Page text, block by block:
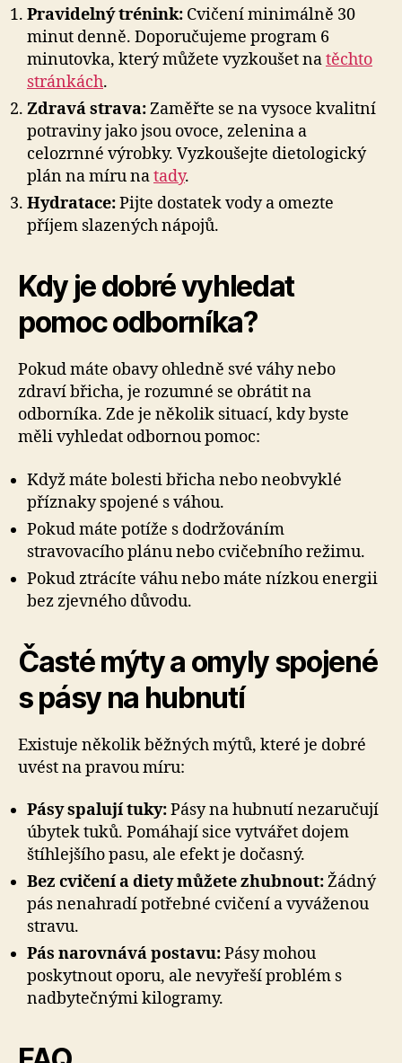
Pravidelný trénink: Cvičení minimálně 30
minut denně. Doporučujeme program 6
minutovka, který můžete vyzkoušet natěchto
stránkách.
Zdravá strava:Zaměřte se na vysoce kvalitní
potraviny jako jsou ovoce, zelenina a
celozrnné výrobky. Vyzkoušejte dietologický
plán na míru natady.
Hydratace:Pijte dostatek vody a omezte
příjem slazených nápojů.
Kdy je dobré vyhledat
pomoc odborníka?
Pokud máte obavy ohledně své váhy nebo
zdraví břicha, je rozumné se obrátit na
odborníka. Zde je několik situací, kdy byste
měli vyhledat odbornou pomoc:
Když máte bolesti břicha nebo neobvyklé
příznaky spojené s váhou.
Pokud máte potíže s dodržováním
stravovacího plánu nebo cvičebního režimu.
Pokud ztrácíte váhu nebo máte nízkou energii
bez zjevného důvodu.
Časté mýty a omyly spojené
s pásy na hubnutí
Existuje několik běžných mýtů, které je dobré
uvést na pravou míru:
Pásy spalují tuky:Pásy na hubnutí nezaručují
úbytek tuků. Pomáhají sice vytvářet dojem
štíhlejšího pasu, ale efekt je dočasný.
Bez cvičení a diety můžete zhubnout:Žádný
pás nenahradí potřebné cvičení a vyváženou
stravu.
Pás narovnává postavu:Pásy mohou
poskytnout oporu, ale nevyřeší problém s
nadbytečnými kilogramy.